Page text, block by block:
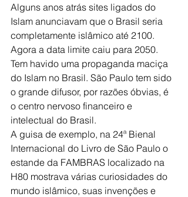
Alguns anos atrás sites ligados do
Islam anunciavam que o Brasil seria
completamente islâmico até 2100.
Agora a data limite caiu para 2050.
Tem havido uma propaganda maciça
do Islam no Brasil. São Paulo tem sido
o grande difusor, por razões óbvias, é
o centro nervoso financeiro e
intelectual do Brasil.
A guisa de exemplo, na 24ª Bienal
Internacional do Livro de São Paulo o
estande da FAMBRAS localizado na
H80 mostrava várias curiosidades do
mundo islâmico, suas invenções e